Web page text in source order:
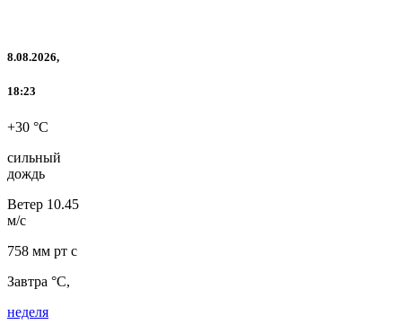
8.08.2026,
18:23
+30 °C
сильный
дождь
Ветер 10.45
м/с
758 мм рт с
Завтра °C,
неделя